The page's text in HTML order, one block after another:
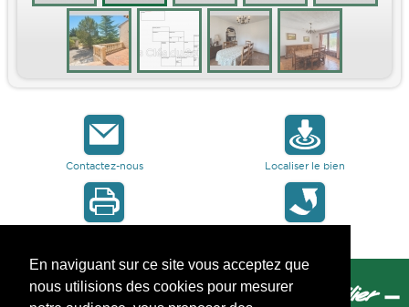
En naviguant sur ce site vous acceptez que
nous utilisions des cookies pour mesurer
Contactez-nous Localiser le bien